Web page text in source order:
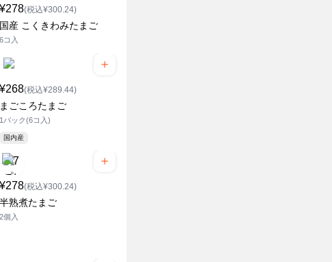
¥278(税込¥300.24)
国産 こくきわみたまご
6コ入
¥268(税込¥289.44)
まごころたまご
1パック(6コ入)
国内産
¥278(税込¥300.24)
半熟煮たまご
2個入